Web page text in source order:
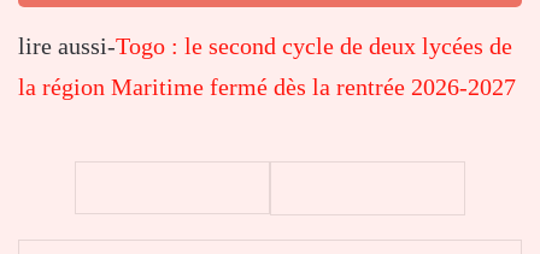
lire aussi-Togo : le second cycle de deux lycées de
la région Maritime fermé dès la rentrée 2026-2027